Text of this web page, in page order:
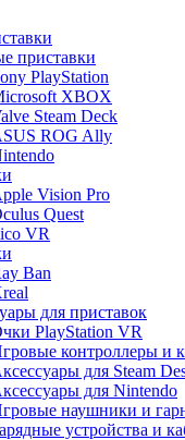
приставки
PlayStation
XBOX
Steam Deck
ROG Ally
Vision Pro
Quest
VR
Ban
для приставок
PlayStation VR
контроллеры и
для Steam
для Nintendo
наушники и
устройства и